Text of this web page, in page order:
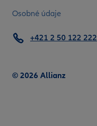
Osobné údaje
© 2026 Allianz
+421 2 50 122 222